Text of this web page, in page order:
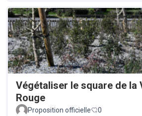
Végétaliser le square de la
Rouge
Proposition officielle 0